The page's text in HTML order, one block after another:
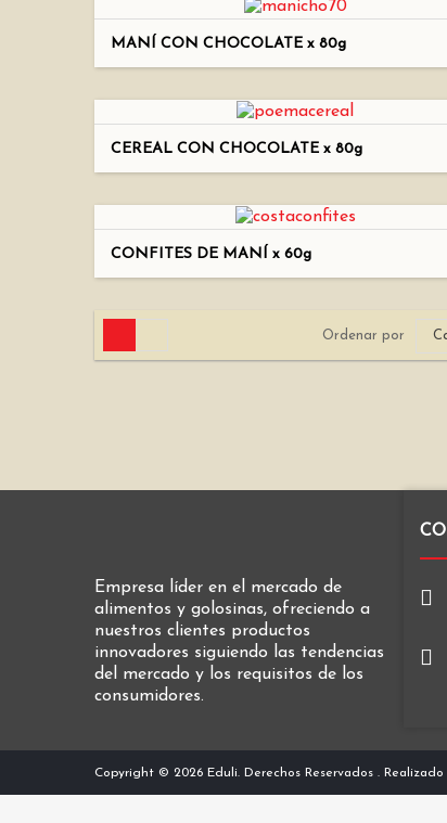
MANÍ CON CHOCOLATE x 80g
CEREAL CON CHOCOLATE x 80g
CONFITES DE MANÍ x 60g
Ordenar por
Empresa líder en el mercado de
alimentos y golosinas, ofreciendo a
nuestros clientes productos
innovadores siguiendo las tendencias
del mercado y los requisitos de los
consumidores.
Copyright © 2026 Eduli. Derechos Reservados . Realizado